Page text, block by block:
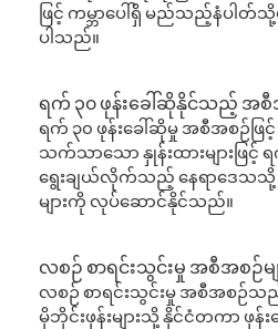
ဖြင့် ကမ္ဘာပေါ်ရှိ မည်သည့်နံပါတ်
ပါသည်။
ရက် ၃၀ ဖုန်းခေါ်ဆိုနိုင်သည့် အစီ
ရက် ၃၀ ဖုန်းခေါ်ဆိုမှု အစီအစဉ်ဖ
သက်သာသော နှုန်းထားများဖြင့်
ရွေးချယ်လိုက်သည့် နေရာဒေသသို့
များကို လုပ်ဆောင်နိုင်သည်။
လစဉ် စာရင်းသွင်းမှု အစီအစဉ်မျ
လစဉ် စာရင်းသွင်းမှု အစီအစဉ်သည်
မိုဘိုင်းဖုန်းများသို့ နိုင်ငံတကာ ဖုန်း